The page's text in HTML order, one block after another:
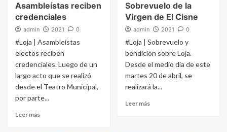
Asambleístas reciben
credenciales
admin 2021 0
#Loja | Asambleístas
electos reciben
credenciales. Luego de un
largo acto que se realizó
desde el Teatro Municipal,
por parte...
Leer más
Sobrevuelo de la
Virgen de El Cisne
admin 2021 0
#Loja | Sobrevuelo y
bendición sobre Loja.
Desde el medio día de este
martes 20 de abril, se
realizará la...
Leer más